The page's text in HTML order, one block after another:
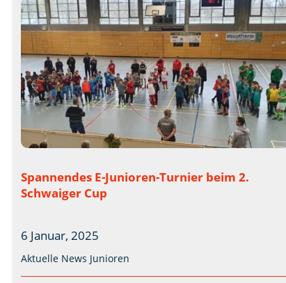
Spannendes E-Junioren-Turnier beim 2.
Schwaiger Cup
6 Januar, 2025
Aktuelle News Junioren